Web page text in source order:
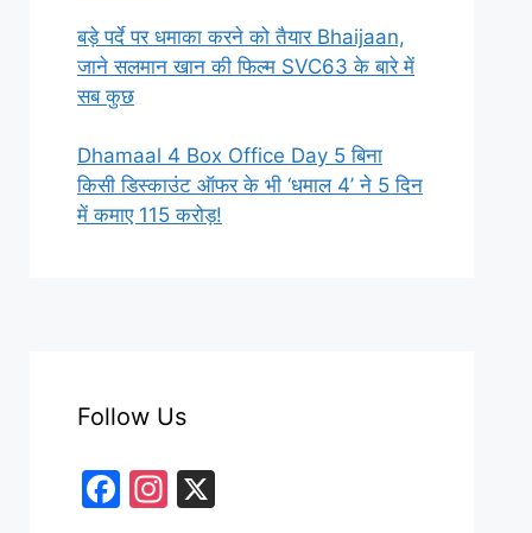
बड़े पर्दे पर धमाका करने को तैयार Bhaijaan,
जाने सलमान खान की फिल्म SVC63 के बारे में
सब कुछ
Dhamaal 4 Box Office Day 5 बिना
किसी डिस्काउंट ऑफर के भी ‘धमाल 4’ ने 5 दिन
में कमाए 115 करोड़!
Follow Us
F
In